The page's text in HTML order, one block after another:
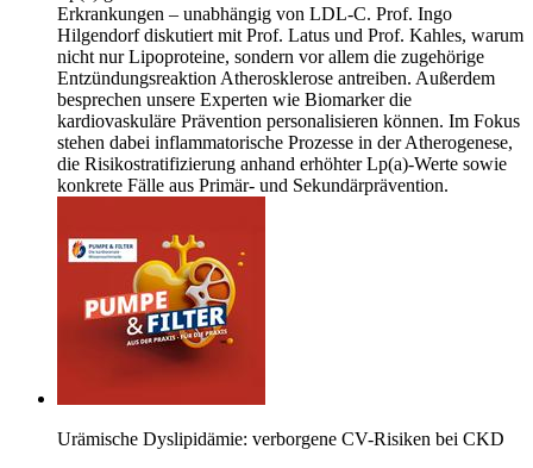
Erkrankungen – unabhängig von LDL-C. Prof. Ingo
Hilgendorf diskutiert mit Prof. Latus und Prof. Kahles, warum
nicht nur Lipoproteine, sondern vor allem die zugehörige
Entzündungsreaktion Atherosklerose antreiben. Außerdem
besprechen unsere Experten wie Biomarker die
kardiovaskuläre Prävention personalisieren können. Im Fokus
stehen dabei inflammatorische Prozesse in der Atherogenese,
die Risikostratifizierung anhand erhöhter Lp(a)-Werte sowie
konkrete Fälle aus Primär- und Sekundärprävention.
Urämische Dyslipidämie: verborgene CV-Risiken bei CKD